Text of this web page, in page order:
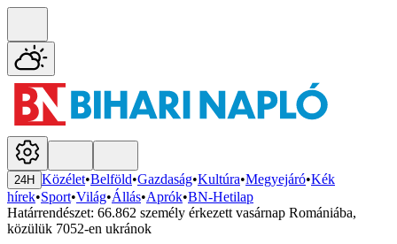
24H Közélet•Belföld•Gazdaság•Kultúra•Megyejáró•Kék
hírek•Sport•Világ•Állás•Aprók•BN-Hetilap
Határrendészet: 66.862 személy érkezett vasárnap Romániába,
közülük 7052-en ukránok